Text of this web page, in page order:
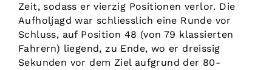
Zeit, sodass er vierzig Positionen verlor. Die
Aufholjagd war schliesslich eine Runde vor
Schluss, auf Position 48 (von 79 klassierten
Fahrern) liegend, zu Ende, wo er dreissig
Sekunden vor dem Ziel aufgrund der 80-